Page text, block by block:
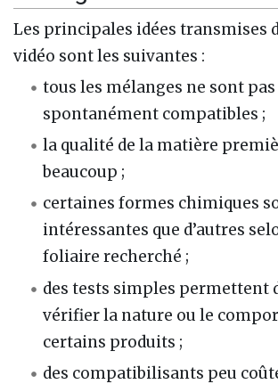
Les principales idées transmises
vidéo sont les suivantes :
tous les mélanges ne sont pas
spontanément compatibles ;
la qualité de la matière
beaucoup ;
certaines formes chimiques
intéressantes que d’autres
foliaire recherché ;
des tests simples permettent
vérifier la nature ou le
certains produits ;
des compatibilisants peu